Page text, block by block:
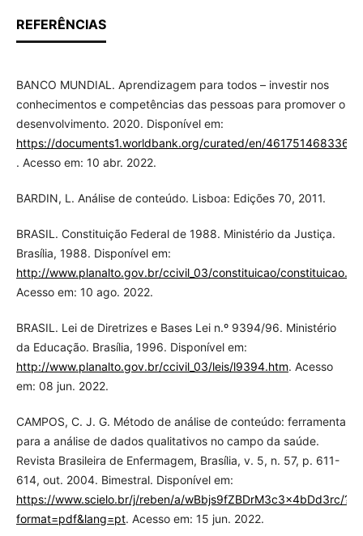
REFERÊNCIAS
BANCO MUNDIAL. Aprendizagem para todos – investir nos
conhecimentos e competências das pessoas para promover o
desenvolvimento. 2020. Disponível em:
https://documents1.worldbank.org/curated/en/
. Acesso em: 10 abr. 2022.
BARDIN, L. Análise de conteúdo. Lisboa: Edições 70, 2011.
BRASIL. Constituição Federal de 1988. Ministério da Justiça.
Brasília, 1988. Disponível em:
http://www.planalto.gov.br/ccivil_03/constituicao/
Acesso em: 10 ago. 2022.
BRASIL. Lei de Diretrizes e Bases Lei n.º 9394/96. Ministério
da Educação. Brasília, 1996. Disponível em:
http://www.planalto.gov.br/ccivil_03/leis/l9394.htm. Acesso
em: 08 jun. 2022.
CAMPOS, C. J. G. Método de análise de conteúdo: ferramenta
para a análise de dados qualitativos no campo da saúde.
Revista Brasileira de Enfermagem, Brasília, v. 5, n. 57, p. 611-
614, out. 2004. Bimestral. Disponível em:
https://www.scielo.br/j/reben/a/wBbjs9fZBDrM3c3x4bDd3rc/?
format=pdf&lang=pt. Acesso em: 15 jun. 2022.